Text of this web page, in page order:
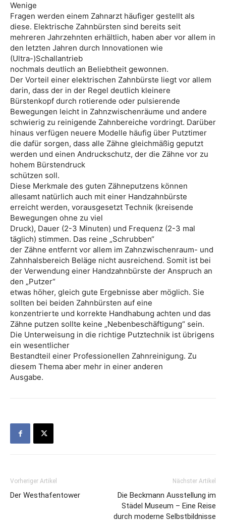
Wenige
Fragen werden einem Zahnarzt häufiger gestellt als
diese. Elektrische Zahnbürsten sind bereits seit
mehreren Jahrzehnten erhältlich, haben aber vor allem in
den letzten Jahren durch Innovationen wie
(Ultra-)Schallantrieb
nochmals deutlich an Beliebtheit gewonnen.
Der Vorteil einer elektrischen Zahnbürste liegt vor allem
darin, dass der in der Regel deutlich kleinere
Bürstenkopf durch rotierende oder pulsierende
Bewegungen leicht in Zahnzwischenräume und andere
schwierig zu reinigende Zahnbereiche vordringt. Darüber
hinaus verfügen neuere Modelle häufig über Putztimer
die dafür sorgen, dass alle Zähne gleichmäßig geputzt
werden und einen Andruckschutz, der die Zähne vor zu
hohem Bürstendruck
schützen soll.
Diese Merkmale des guten Zähneputzens können
allesamt natürlich auch mit einer Handzahnbürste
erreicht werden, vorausgesetzt Technik (kreisende
Bewegungen ohne zu viel
Druck), Dauer (2-3 Minuten) und Frequenz (2-3 mal
täglich) stimmen. Das reine „Schrubben“
der Zähne entfernt vor allem im Zahnzwischenraum- und
Zahnhalsbereich Beläge nicht ausreichend. Somit ist bei
der Verwendung einer Handzahnbürste der Anspruch an
den „Putzer“
etwas höher, gleich gute Ergebnisse aber möglich. Sie
sollten bei beiden Zahnbürsten auf eine
konzentrierte und korrekte Handhabung achten und das
Zähne putzen sollte keine „Nebenbeschäftigung“ sein.
Die Unterweisung in die richtige Putztechnik ist übrigens
ein wesentlicher
Bestandteil einer Professionellen Zahnreinigung. Zu
diesem Thema aber mehr in einer anderen
Ausgabe.
Vorheriger Artikel
Der Westhafentower
Nächster Artikel
Die Beckmann Ausstellung im
Städel Museum – Eine Reise
durch moderne Selbstbildnisse